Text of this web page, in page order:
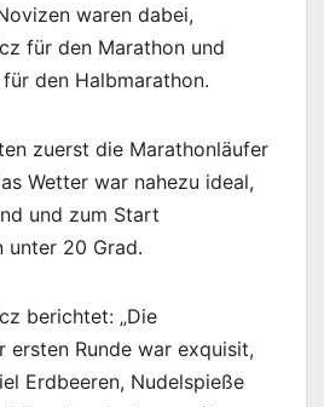
waren dabei,
für den Marathon und
den Halbmarathon.
zuerst die Marathonläufer
Wetter war nahezu ideal,
und zum Start
unter 20 Grad.
berichtet: „Die
ersten Runde war exquisit,
Erdbeeren, Nudelspieße